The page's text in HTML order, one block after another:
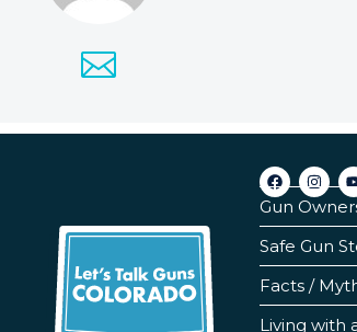
Gun
Safe Gun
Facts /
Living with